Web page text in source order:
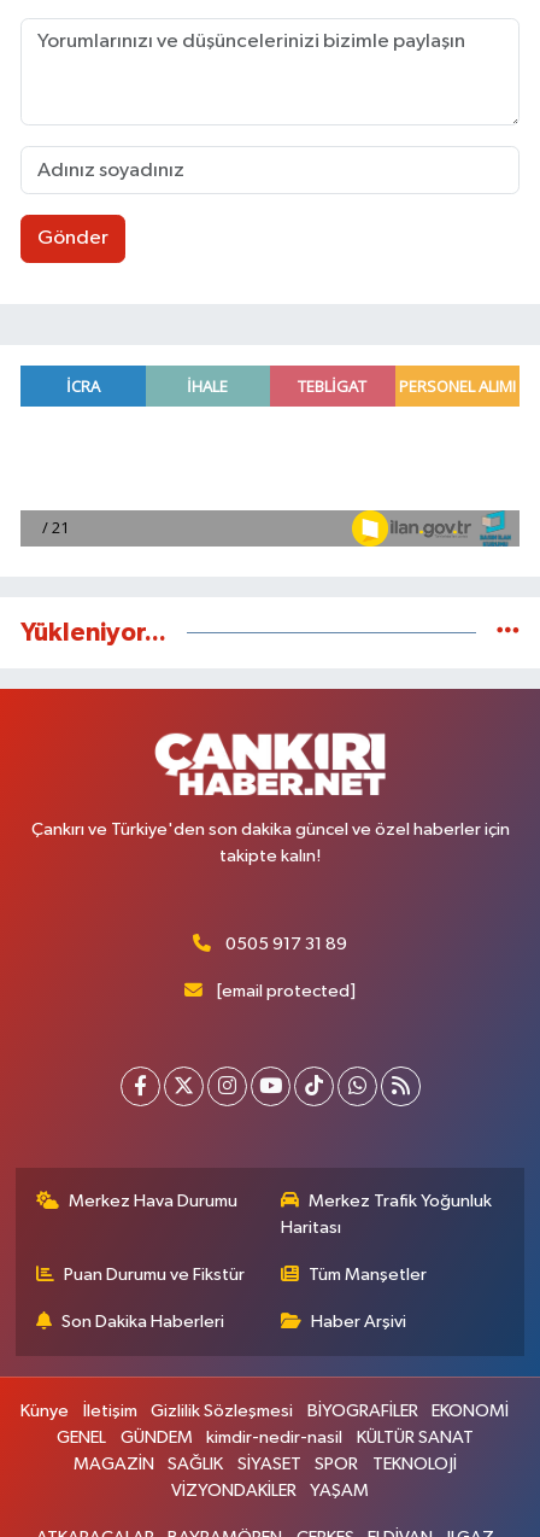
Gönder
Yükleniyor...
Çankırı ve Türkiye'den son dakika güncel ve özel haberler için
takipte kalın!
0505 917 31 89
[email protected]
Merkez Hava Durumu
Merkez Trafik Yoğunluk
Haritası
Puan Durumu ve Fikstür Tüm Manşetler
Son Dakika Haberleri Haber Arşivi
Künye İletişim Gizlilik Sözleşmesi BİYOGRAFİLER
EKONOMİ
GENEL
GÜNDEM kimdir-nedir-nasil
KÜLTÜR SANAT
MAGAZİN
SAĞLIK SİYASET SPOR
TEKNOLOJİ
VİZYONDAKİLER
YAŞAM